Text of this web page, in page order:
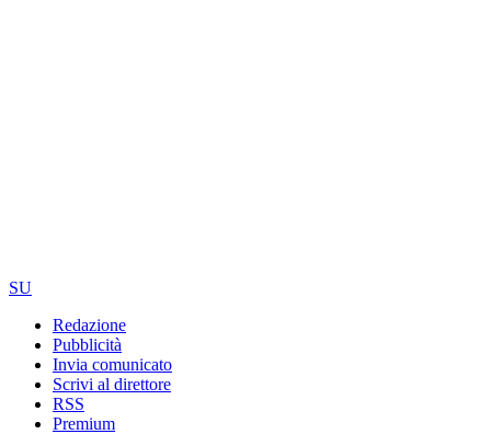
SU
Redazione
Pubblicità
Invia comunicato
Scrivi al direttore
RSS
Premium